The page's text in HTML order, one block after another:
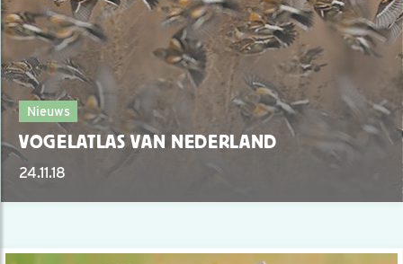
Nieuws
VOGELATLAS VAN NEDERLAND
24.11.18